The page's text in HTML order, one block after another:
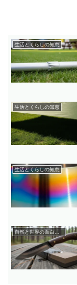
生活とくらしの知恵
生活とくらしの知恵
生活とくらしの知恵
自然と世界の面白雑学